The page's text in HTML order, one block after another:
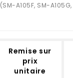
(SM-A105F, SM-
Remise sur
prix
unitaire